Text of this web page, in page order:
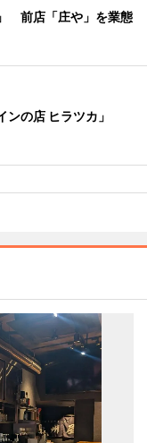
前店「庄や」を業態
ンの店 ヒラツカ」